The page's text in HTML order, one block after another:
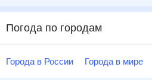
Погода по городам
Города в России Города в мире